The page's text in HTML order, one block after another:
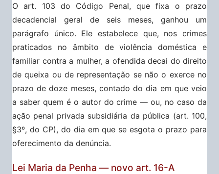
O art. 103 do Código Penal, que fixa o prazo
decadencial geral de seis meses, ganhou um
parágrafo único. Ele estabelece que, nos crimes
praticados no âmbito de violência doméstica e
familiar contra a mulher, a ofendida decai do direito
de queixa ou de representação se não o exerce no
prazo de doze meses, contado do dia em que veio
a saber quem é o autor do crime — ou, no caso da
ação penal privada subsidiária da pública (art. 100,
§3º, do CP), do dia em que se esgota o prazo para
oferecimento da denúncia.
Lei Maria da Penha — novo art. 16-A